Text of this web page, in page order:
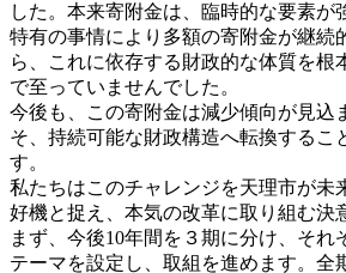
した。本来寄附金は、臨時的な要素が
特有の事情により多額の寄附金が継続
ら、これに依存する財政的な体質を根
で至っていませんでした。
今後も、この寄附金は減少傾向が見込
そ、持続可能な財政構造へ転換するこ
す。
私たちはこのチャレンジを天理市が未
好機と捉え、本気の改革に取り組む決
まず、今後10年間を３期に分け、それ
テーマを設定し、取組を進めます。全